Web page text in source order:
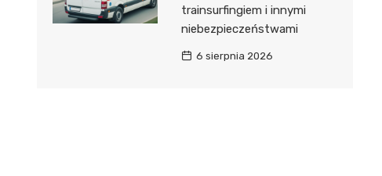
trainsurfingiem i innymi
niebezpieczeństwami
6 sierpnia 2026